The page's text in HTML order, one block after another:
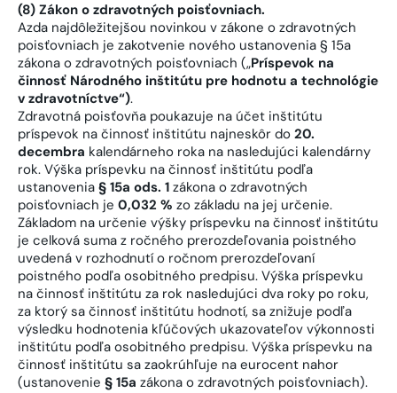
(8) Zákon o zdravotných poisťovniach.
Azda najdôležitejšou novinkou v zákone o zdravotných
poisťovniach je zakotvenie nového ustanovenia § 15a
zákona o zdravotných poisťovniach („Príspevok na
činnosť Národného inštitútu pre hodnotu a technológie
v zdravotníctve“).
Zdravotná poisťovňa poukazuje na účet inštitútu
príspevok na činnosť inštitútu najneskôr do 20.
decembra kalendárneho roka na nasledujúci kalendárny
rok. Výška príspevku na činnosť inštitútu podľa
ustanovenia § 15a ods. 1 zákona o zdravotných
poisťovniach je 0,032 % zo základu na jej určenie.
Základom na určenie výšky príspevku na činnosť inštitútu
je celková suma z ročného prerozdeľovania poistného
uvedená v rozhodnutí o ročnom prerozdeľovaní
poistného podľa osobitného predpisu. Výška príspevku
na činnosť inštitútu za rok nasledujúci dva roky po roku,
za ktorý sa činnosť inštitútu hodnotí, sa znižuje podľa
výsledku hodnotenia kľúčových ukazovateľov výkonnosti
inštitútu podľa osobitného predpisu. Výška príspevku na
činnosť inštitútu sa zaokrúhľuje na eurocent nahor
(ustanovenie § 15a zákona o zdravotných poisťovniach).